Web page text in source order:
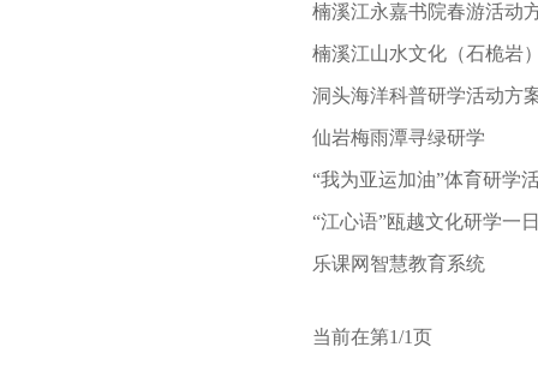
楠溪江永嘉书院春游活动
楠溪江山水文化（石桅岩
洞头海洋科普研学活动方
仙岩梅雨潭寻绿研学
“我为亚运加油”体育研学
“江心语”瓯越文化研学一
乐课网智慧教育系统
当前在第1/1页